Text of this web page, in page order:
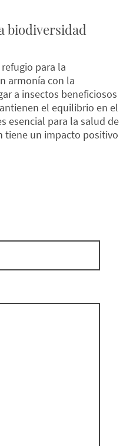
biodiversidad
para la
armonía con la
a insectos beneficiosos
el equilibrio en el
esencial para la salud de
tiene un impacto positivo